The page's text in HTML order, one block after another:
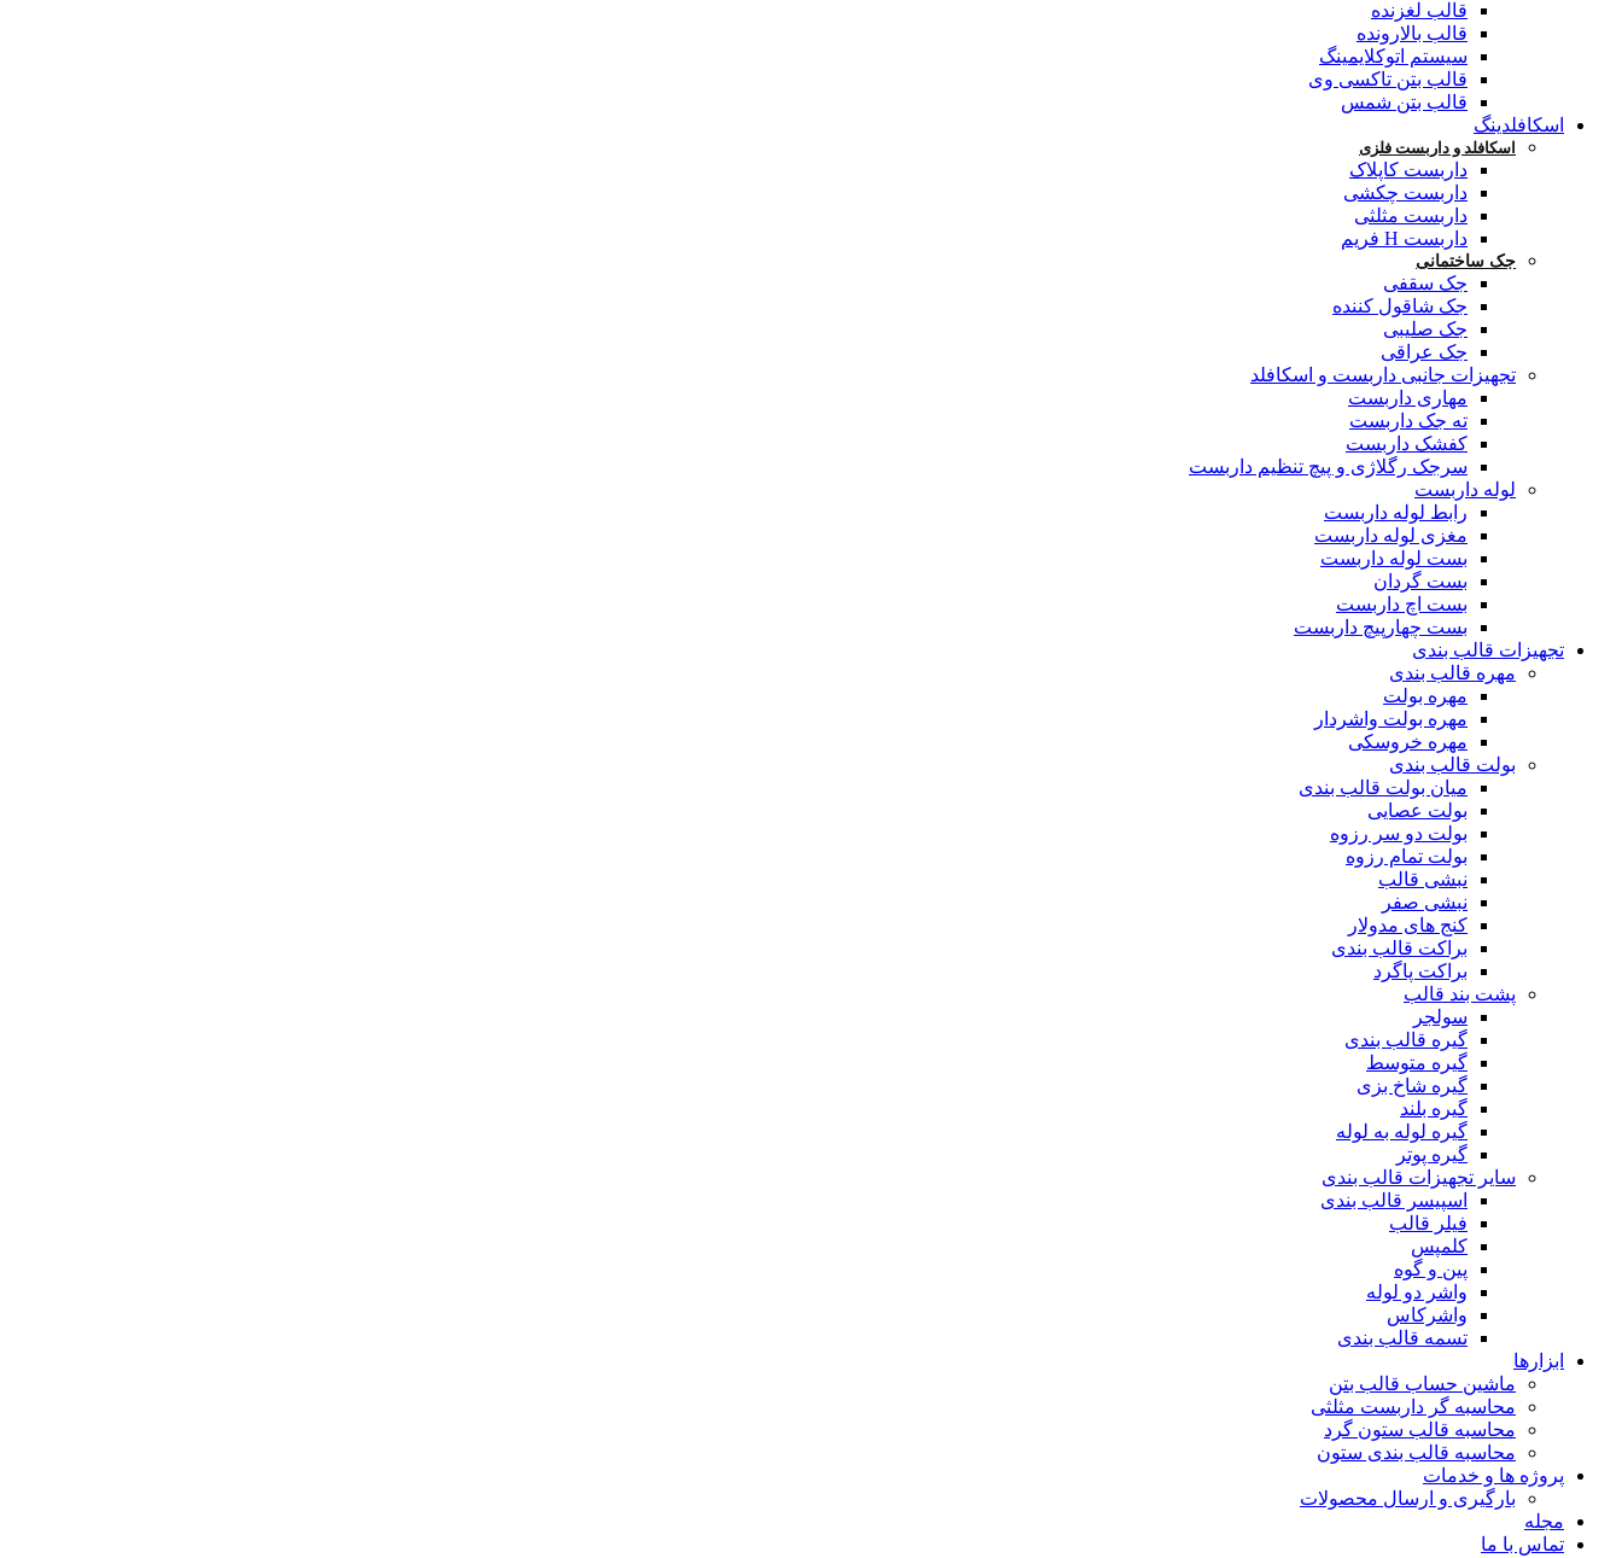
قالب لغزنده
قالب بالارونده
سیستم اتوکلایمینگ
قالب بتن تاکسی وی
قالب بتن شمس
اسکافلدینگ
اسکافلد و داربست فلزی
داربست کاپلاک
داربست چکشی
داربست مثلثی
داربست H فریم
جک ساختمانی
جک سقفی
جک شاقول کننده
جک صلیبی
جک عراقی
تجهیزات جانبی داربست و اسکافلد
مهاری داربست
ته جک داربست
کفشک داربست
سرجک رگلاژی و پیچ تنظیم داربست
لوله داربست
رابط لوله داربست
مغزی لوله داربست
بست لوله داربست
بست گردان
بست اچ داربست
بست چهارپیچ داربست
تجهیزات قالب بندی
مهره قالب بندی
مهره بولت
مهره بولت واشردار
مهره خروسکی
بولت قالب بندی
میان بولت قالب بندی
بولت عصایی
بولت دو سر رزوه
بولت تمام رزوه
نبشی قالب
نبشی صفر
کنج های مدولار
براکت قالب بندی
براکت پاگرد
پشت بند قالب
سولجر
گیره قالب بندی
گیره متوسط
گیره شاخ بزی
گیره بلند
گیره لوله به لوله
گیره پوتر
سایر تجهیزات قالب بندی
اسپیسر قالب بندی
فیلر قالب
کلمپس
پین و گوه
واشر دو لوله
واشرکاس
تسمه قالب بندی
ابزارها
ماشین حساب قالب بتن
محاسبه گر داربست مثلثی
محاسبه قالب ستون گرد
محاسبه قالب بندی ستون
پروژه ها و خدمات
بارگیری و ارسال محصولات
مجله
تماس با ما